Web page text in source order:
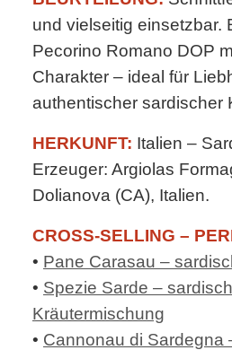
und vielseitig einsetzbar.
Pecorino Romano DOP
Charakter – ideal für
authentischer sardischer
HERKUNFT: Italien –
Erzeuger: Argiolas
Dolianova (CA), Italien.
CROSS-SELLING –
• Pane Carasau –
• Spezie Sarde –
Kräutermischung
• Cannonau di Sardegna